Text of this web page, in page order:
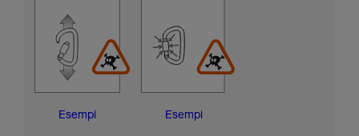
Esempi Esempi